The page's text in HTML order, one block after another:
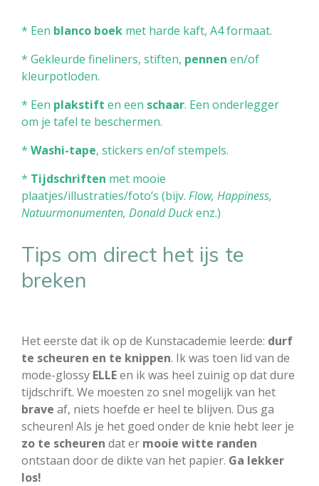
* Een blanco boek met harde kaft, A4 formaat.
* Gekleurde fineliners, stiften, pennen en/of
kleurpotloden.
* Een plakstift en een schaar. Een onderlegger
om je tafel te beschermen.
* Washi-tape, stickers en/of stempels.
* Tijdschriften met mooie
plaatjes/illustraties/foto’s (bijv. Flow, Happiness,
Natuurmonumenten, Donald Duckenz.)
Tips om direct het ijs te
breken
Het eerste dat ik op de Kunstacademie leerde: durf
te scheuren en te knippen. Ik was toen lid van de
mode-glossy ELLEen ik was heel zuinig op dat dure
tijdschrift. We moesten zo snel mogelijk van het
brave af, niets hoefde er heel te blijven. Dus ga
scheuren! Als je het goed onder de knie hebt leer je
zo te scheuren dat er mooie witte randen
ontstaan door de dikte van het papier. Ga lekker
los!